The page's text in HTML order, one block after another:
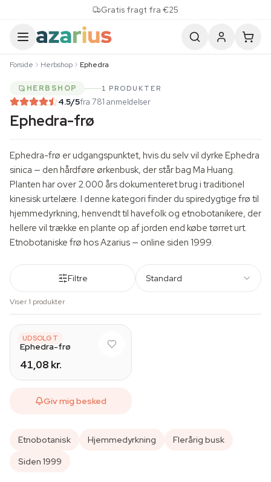
Gratis fragt fra €25
Forside Herbshop Ephedra
HERBSHOP 1 PRODUKTER
4.5/5fra 781 anmeldelser
Ephedra-frø
Ephedra-frø er udgangspunktet, hvis du selv vil dyrke Ephedra
sinica — den hårdføre ørkenbusk, der står bag Ma Huang.
Planten har over 2.000 års dokumenteret brug i traditionel
kinesisk urtelære. I denne kategori finder du spiredygtige frø til
hjemmedyrkning, henvendt til havefolk og etnobotanikere, der
hellere vil trække en plante op af jorden end købe tørret urt.
Etnobotaniske frø hos Azarius — online siden 1999.
Filtre Standard
Viser 1 produkter
UDSOLGT
AZARIUS
Ephedra-frø
41,08 kr.
Giv mig besked
Etnobotanisk Hjemmedyrkning
Flerårig busk
Siden 1999